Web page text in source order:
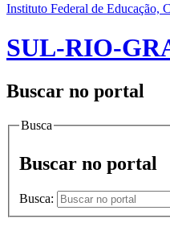
Instituto Federal de Educação,
SUL-RIO-
Buscar no portal
Busca
Buscar no portal
Busca: